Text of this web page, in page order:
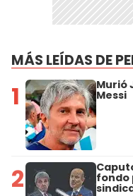
MÁS LEÍDAS DE
1 Murió
Messi
2 fondo